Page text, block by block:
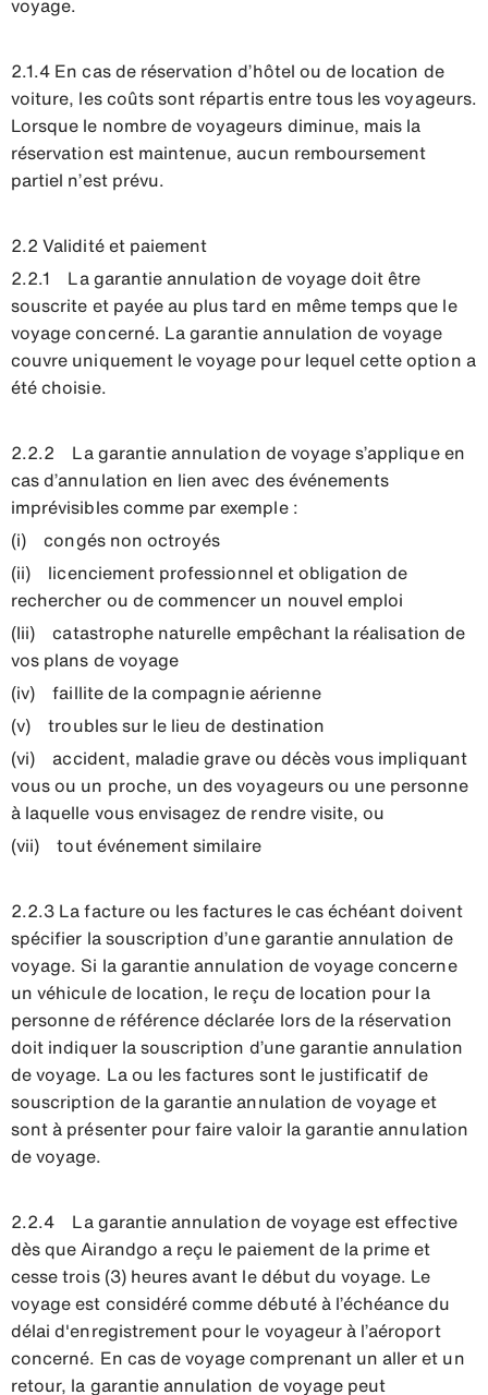
voyage.
2.1.4 En cas de réservation d’hôtel ou de location de
voiture, les coûts sont répartis entre tous les voyageurs.
Lorsque le nombre de voyageurs diminue, mais la
réservation est maintenue, aucun remboursement
partiel n’est prévu.
2.2 Validité et paiement
2.2.1 La garantie annulation de voyage doit être
souscrite et payée au plus tard en même temps que le
voyage concerné. La garantie annulation de voyage
couvre uniquement le voyage pour lequel cette option a
été choisie.
2.2.2 La garantie annulation de voyage s’applique en
cas d’annulation en lien avec des événements
imprévisibles comme par exemple :
(i) congés non octroyés
(ii) licenciement professionnel et obligation de
rechercher ou de commencer un nouvel emploi
(Iii) catastrophe naturelle empêchant la réalisation de
vos plans de voyage
(iv) faillite de la compagnie aérienne
(v) troubles sur le lieu de destination
(vi) accident, maladie grave ou décès vous impliquant
vous ou un proche, un des voyageurs ou une personne
à laquelle vous envisagez de rendre visite, ou
(vii) tout événement similaire
2.2.3 La facture ou les factures le cas échéant doivent
spécifier la souscription d’une garantie annulation de
voyage. Si la garantie annulation de voyage concerne
un véhicule de location, le reçu de location pour la
personne de référence déclarée lors de la réservation
doit indiquer la souscription d’une garantie annulation
de voyage. La ou les factures sont le justificatif de
souscription de la garantie annulation de voyage et
sont à présenter pour faire valoir la garantie annulation
de voyage.
2.2.4 La garantie annulation de voyage est effective
dès que Airandgo a reçu le paiement de la prime et
cesse trois (3) heures avant le début du voyage. Le
voyage est considéré comme débuté à l’échéance du
délai d'enregistrement pour le voyageur à l’aéroport
concerné. En cas de voyage comprenant un aller et un
retour, la garantie annulation de voyage peut